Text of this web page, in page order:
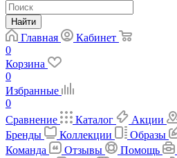
Найти
Главная
Кабинет
0
Корзина
0
Избранные
0
Сравнение
Каталог Акции
Бренды
Коллекции Образы
Команда
Отзывы Помощь